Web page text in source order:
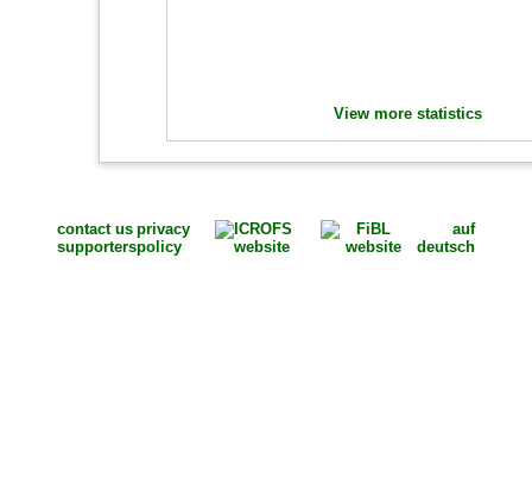
View more statistics
contact us
supporters
privacy
policy
auf
deutsch